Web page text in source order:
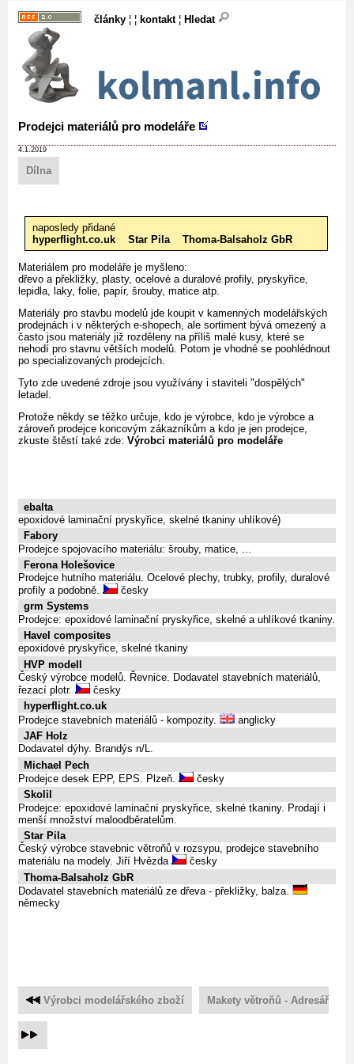
články ¦ ¦ kontakt¦ Hledat
Prodejci materiálů pro modeláře
4.1.2019
Dílna
naposledy přidané
hyperflight.co.uk
Star Pila Thoma-Balsaholz GbR
Materiálem pro modeláře je myšleno:
dřevo a překližky, plasty, ocelové a duralové profily, pryskyřice,
lepidla, laky, folie, papír, šrouby, matice atp.
Materiály pro stavbu modelů jde koupit v kamenných modelářských
prodejnách i v některých e-shopech, ale sortiment bývá omezený a
často jsou materiály již rozděleny na příliš malé kusy, které se
nehodí pro stavnu větších modelů. Potom je vhodné se poohlédnout
po specializovaných prodejcích.
Tyto zde uvedené zdroje jsou využívány i staviteli "dospělých"
letadel.
Protože někdy se těžko určuje, kdo je výrobce, kdo je výrobce a
zároveň prodejce koncovým zákazníkům a kdo je jen prodejce,
zkuste štěstí také zde: Výrobci materiálů pro modeláře
ebalta
epoxidové laminační pryskyřice, skelné tkaniny uhlíkové)
Fabory
Prodejce spojovacího materiálu: šrouby, matice, ...
Ferona Holešovice
Prodejce hutního materiálu. Ocelové plechy, trubky, profily, duralové
profily a podobně.
česky
grm Systems
Prodejce: epoxidové laminační pryskyřice, skelné a uhlíkové tkaniny.
Havel composites
epoxidové pryskyřice, skelné tkaniny
HVP modell
Český výrobce modelů. Řevnice. Dodavatel stavebních materiálů,
řezací plotr.
česky
hyperflight.co.uk
Prodejce stavebních materiálů - kompozity.
anglicky
JAF Holz
Dodavatel dýhy. Brandýs n/L.
Michael Pech
Prodejce desek EPP, EPS. Plzeň.
česky
Skolil
Prodejce: epoxidové laminační pryskyřice, skelné tkaniny. Prodají i
menší množství maloodběratelům.
Star Pila
Český výrobce stavebnic větroňů v rozsypu, prodejce stavebního
materiálu na modely. Jiří Hvězda
česky
Thoma-Balsaholz GbR
Dodavatel stavebních materiálů ze dřeva - překližky, balza.
německy
Výrobci modelářského zboží Makety větroňů - Adresář